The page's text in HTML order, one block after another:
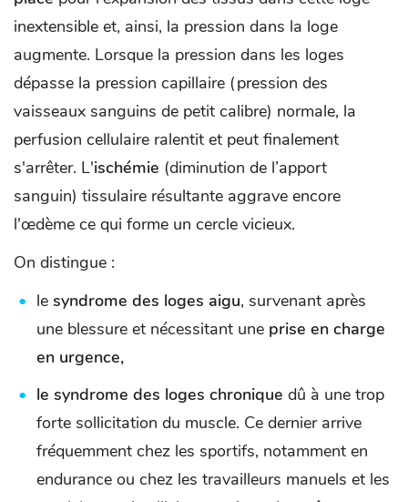
inextensible et, ainsi, la pression dans la loge
augmente. Lorsque la pression dans les loges
dépasse la pression capillaire (pression des
vaisseaux sanguins de petit calibre) normale, la
perfusion cellulaire ralentit et peut finalement
s'arrêter. L'ischémie (diminution de l’apport
sanguin) tissulaire résultante aggrave encore
l'œdème ce qui forme un cercle vicieux.
On distingue :
le syndrome des loges aigu, survenant après
une blessure et nécessitant une prise en charge
en urgence,
le syndrome des loges chronique dû à une trop
forte sollicitation du muscle. Ce dernier arrive
fréquemment chez les sportifs, notamment en
endurance ou chez les travailleurs manuels et les